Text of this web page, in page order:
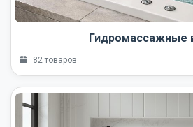
Гидромассажные
82 товаров